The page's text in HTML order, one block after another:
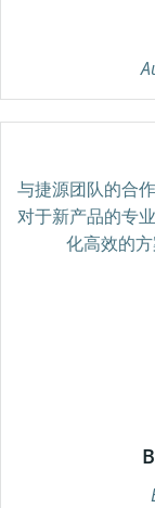
与捷源团队的合
对于新产品的专
化高效的